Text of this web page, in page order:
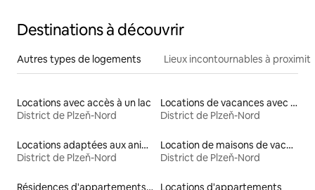
Destinations à découvrir
Autres types de logements Lieux incontournables à
Locations avec accès à un lac
District de Plzeň-Nord
Locations de vacances avec piscine
District de Plzeň-Nord
Locations adaptées aux animaux
District de Plzeň-Nord
Location de maisons de vacances
District de Plzeň-Nord
Résidences d'appartements en location Locations d'appartements